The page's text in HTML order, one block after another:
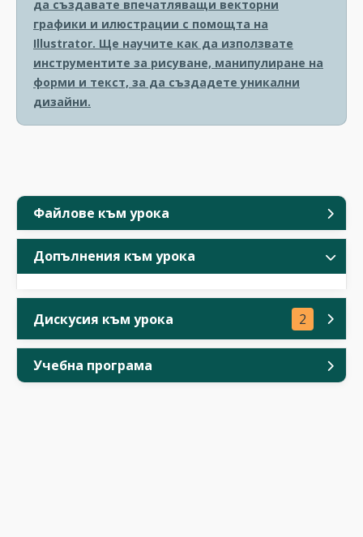
Файлове към урока
Допълнения към урока
Дискусия към урока 2
Учебна програма
да създавате впечатляващи векторни
графики и илюстрации с помощта на
Illustrator. Ще научите как да използвате
инструментите за рисуване, манипулиране на
форми и текст, за да създадете уникални
дизайни.